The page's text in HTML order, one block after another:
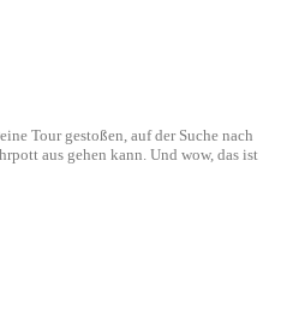
Tour gestoßen, auf der Suche nach
aus gehen kann. Und wow, das ist